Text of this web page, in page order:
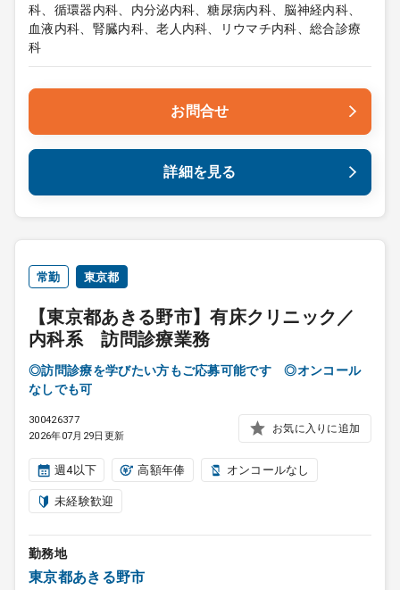
科、循環器内科、内分泌内科、糖尿病内科、脳神経内科、
血液内科、腎臓内科、老人内科、リウマチ内科、総合診療
科
お問合せ
詳細を見る
常勤 東京都
【東京都あきる野市】有床クリニック／
内科系 訪問診療業務
◎訪問診療を学びたい方もご応募可能です ◎オンコール
なしでも可
300426377
2026年07月29日更新
お気に入りに追加
週4以下 高額年俸 オンコールなし
未経験歓迎
勤務地
東京都あきる野市